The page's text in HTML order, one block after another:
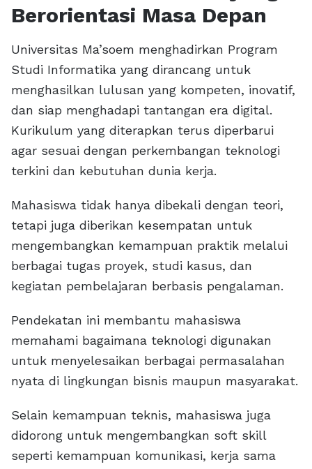
Berorientasi Masa Depan
Universitas Ma’soem menghadirkan Program
Studi Informatika yang dirancang untuk
menghasilkan lulusan yang kompeten, inovatif,
dan siap menghadapi tantangan era digital.
Kurikulum yang diterapkan terus diperbarui
agar sesuai dengan perkembangan teknologi
terkini dan kebutuhan dunia kerja.
Mahasiswa tidak hanya dibekali dengan teori,
tetapi juga diberikan kesempatan untuk
mengembangkan kemampuan praktik melalui
berbagai tugas proyek, studi kasus, dan
kegiatan pembelajaran berbasis pengalaman.
Pendekatan ini membantu mahasiswa
memahami bagaimana teknologi digunakan
untuk menyelesaikan berbagai permasalahan
nyata di lingkungan bisnis maupun masyarakat.
Selain kemampuan teknis, mahasiswa juga
didorong untuk mengembangkan soft skill
seperti kemampuan komunikasi, kerja sama